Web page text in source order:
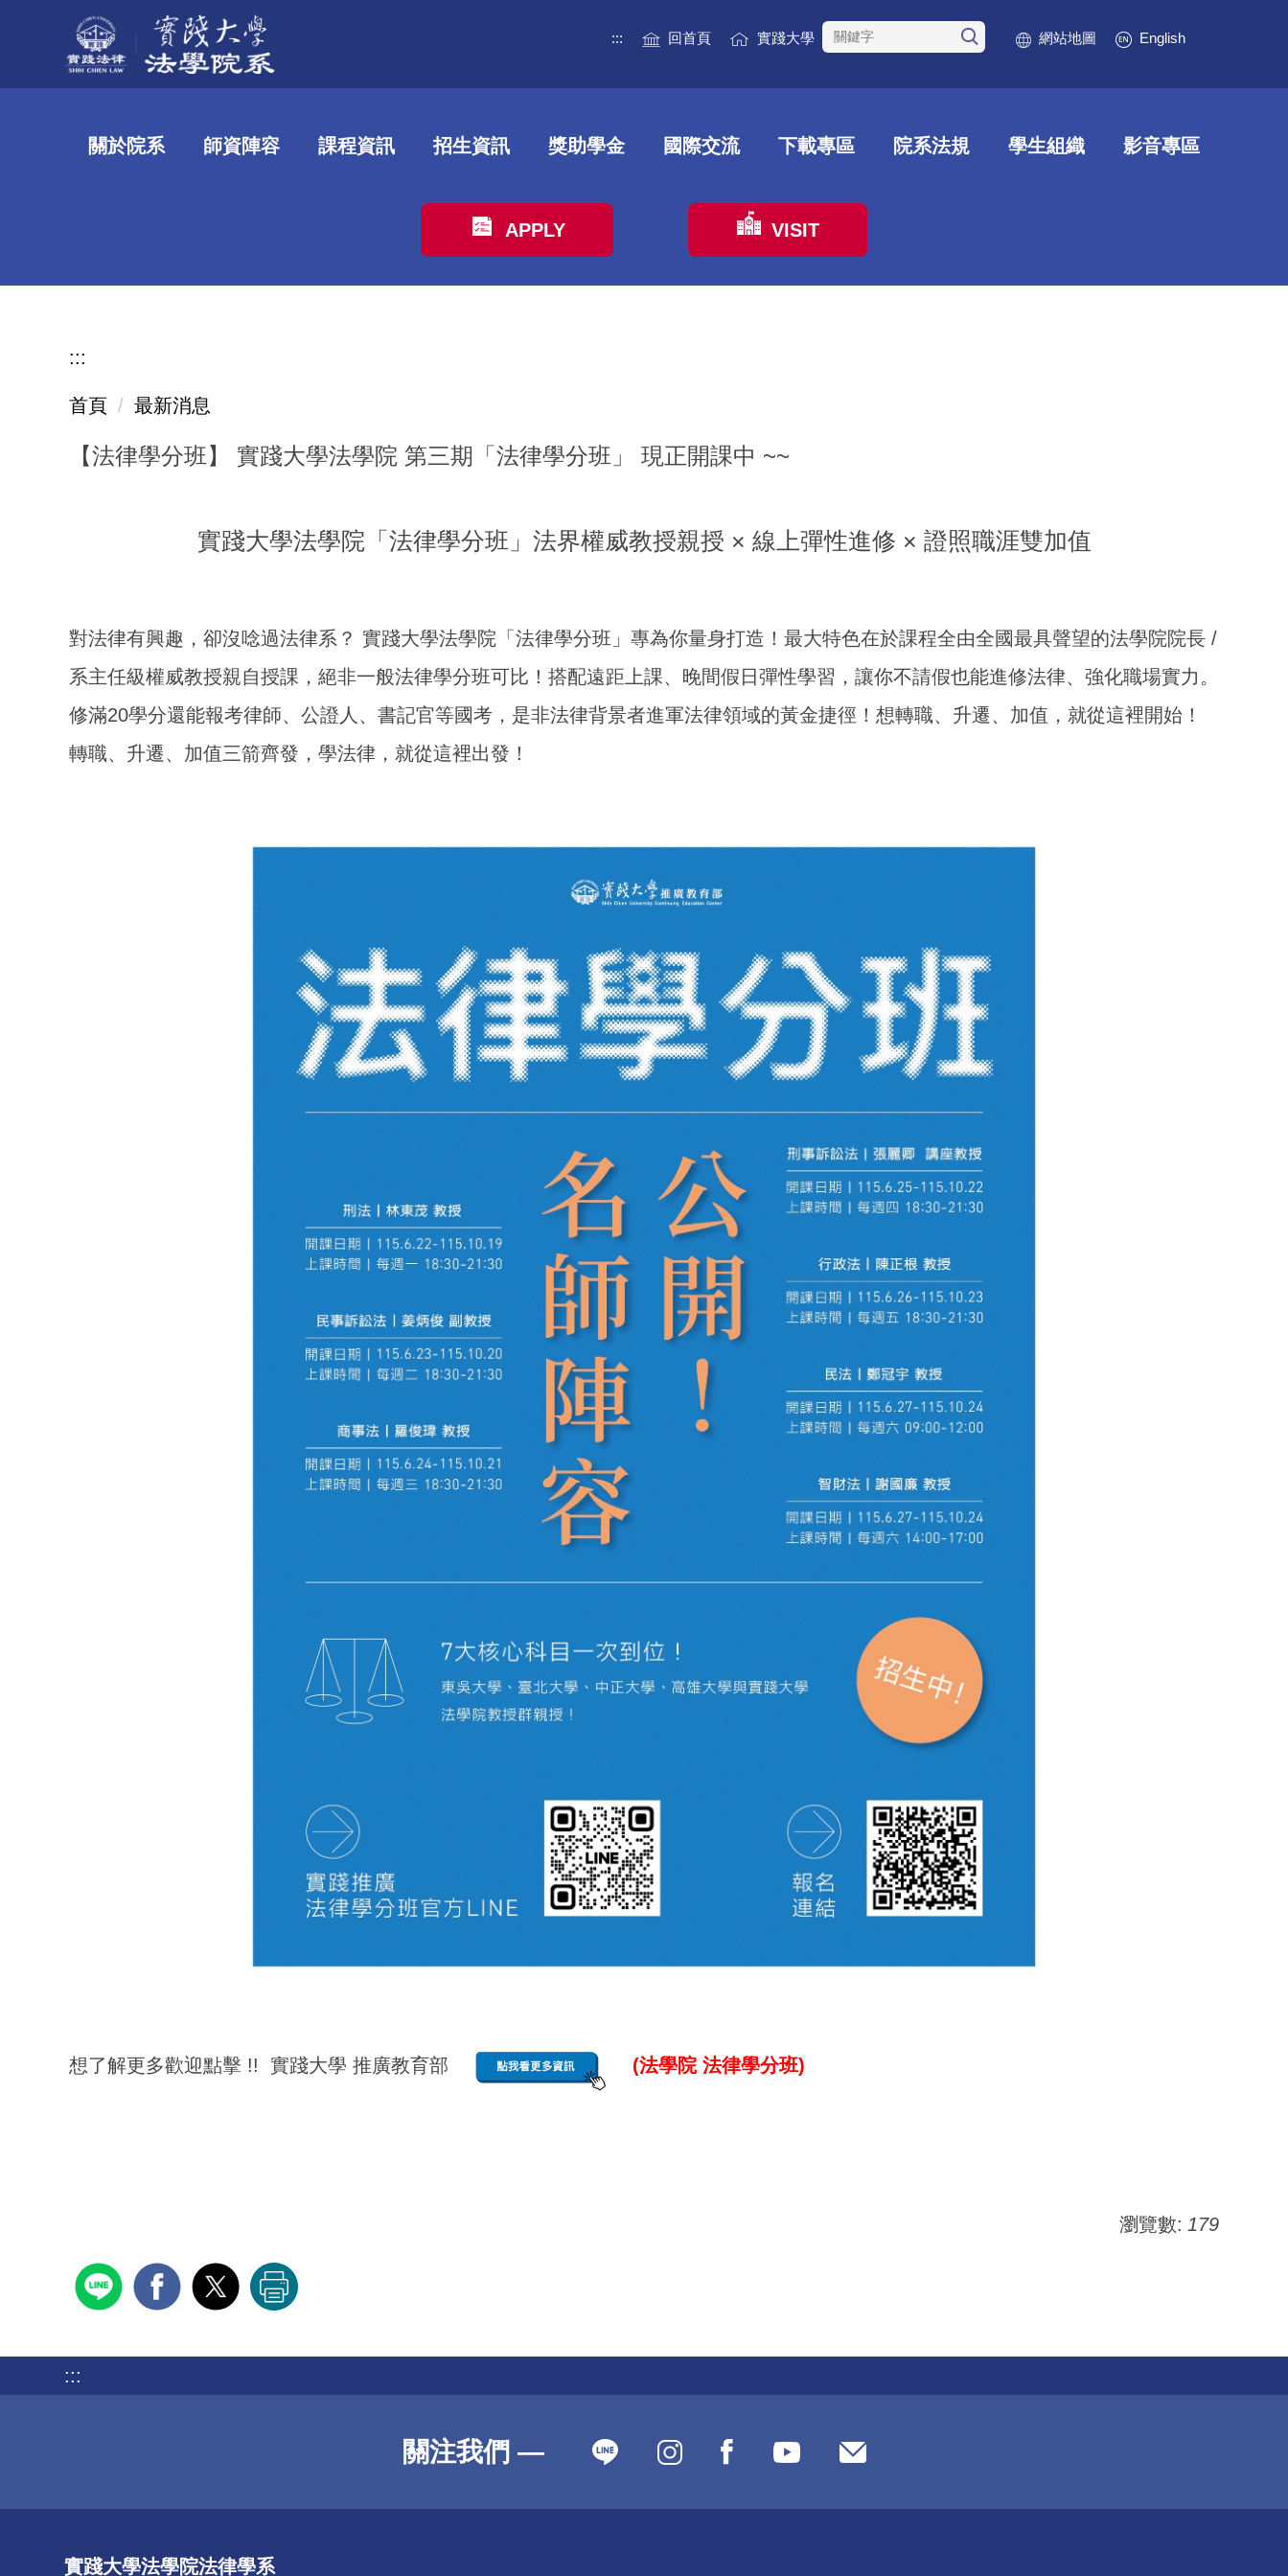
::: 回首頁 實踐大學 網站地圖 English
關於院系 師資陣容 課程資訊 招生資訊 獎助學金 國際交流 下載專區 院系法規 學生組織 影音專區
APPLY VISIT
:::
首頁 最新消息
【法律學分班】 實踐大學法學院 第三期「法律學分班」 現正開課中 ~~
實踐大學法學院「法律學分班」 法界權威教授親授 × 線上彈性進修 × 證照職涯雙加值
對法律有興趣，卻沒唸過法律系？ 實踐大學法學院「法律學分班」專為你量身打造！最大特色在於課程全由全國最具聲望的法學院院長 /
系主任級權威教授親自授課，絕非一般法律學分班可比！搭配遠距上課、晚間假日彈性學習，讓你不請假也能進修法律、強化職場實力。
修滿20學分還能報考律師、公證人、書記官等國考，是非法律背景者進軍法律領域的黃金捷徑！想轉職、升遷、加值，就從這裡開始！
轉職、升遷、加值三箭齊發，學法律，就從這裡出發！
想了解更多歡迎點擊 !! 實踐大學 推廣教育部 (法學院 法律學分班)
瀏覽數: 179
:::
關注我們 —
實踐大學法學院法律學系